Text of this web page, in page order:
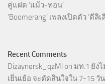
คู่แฝด ‘แม้ว-ทอน’
‘Boomerang’ เพลงเปิดตัว ‘ดี
Recent Comments
Dizaynersk_qzMl on มท.1 ยัง
เยิ่นเย้อ จะตัดสินใจใน 7-15 วั